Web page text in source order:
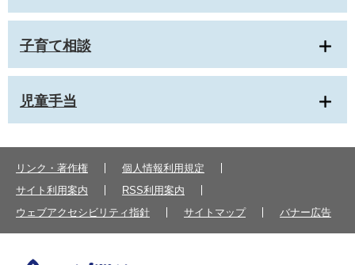
子育て相談
児童手当
リンク・著作権
個人情報利用規定
サイト利用案内
RSS利用案内
ウェブアクセシビリティ指針
サイトマップ バナー広告